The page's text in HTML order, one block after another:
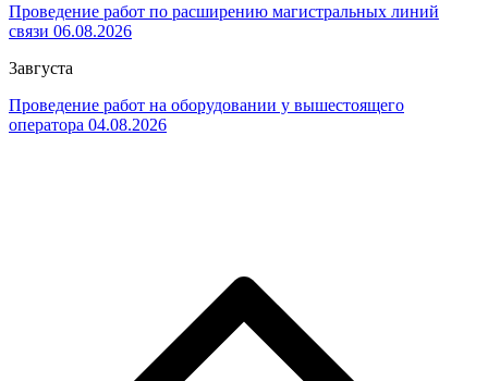
Проведение работ по расширению магистральных линий
связи 06.08.2026
3августа
Проведение работ на оборудовании у вышестоящего
оператора 04.08.2026